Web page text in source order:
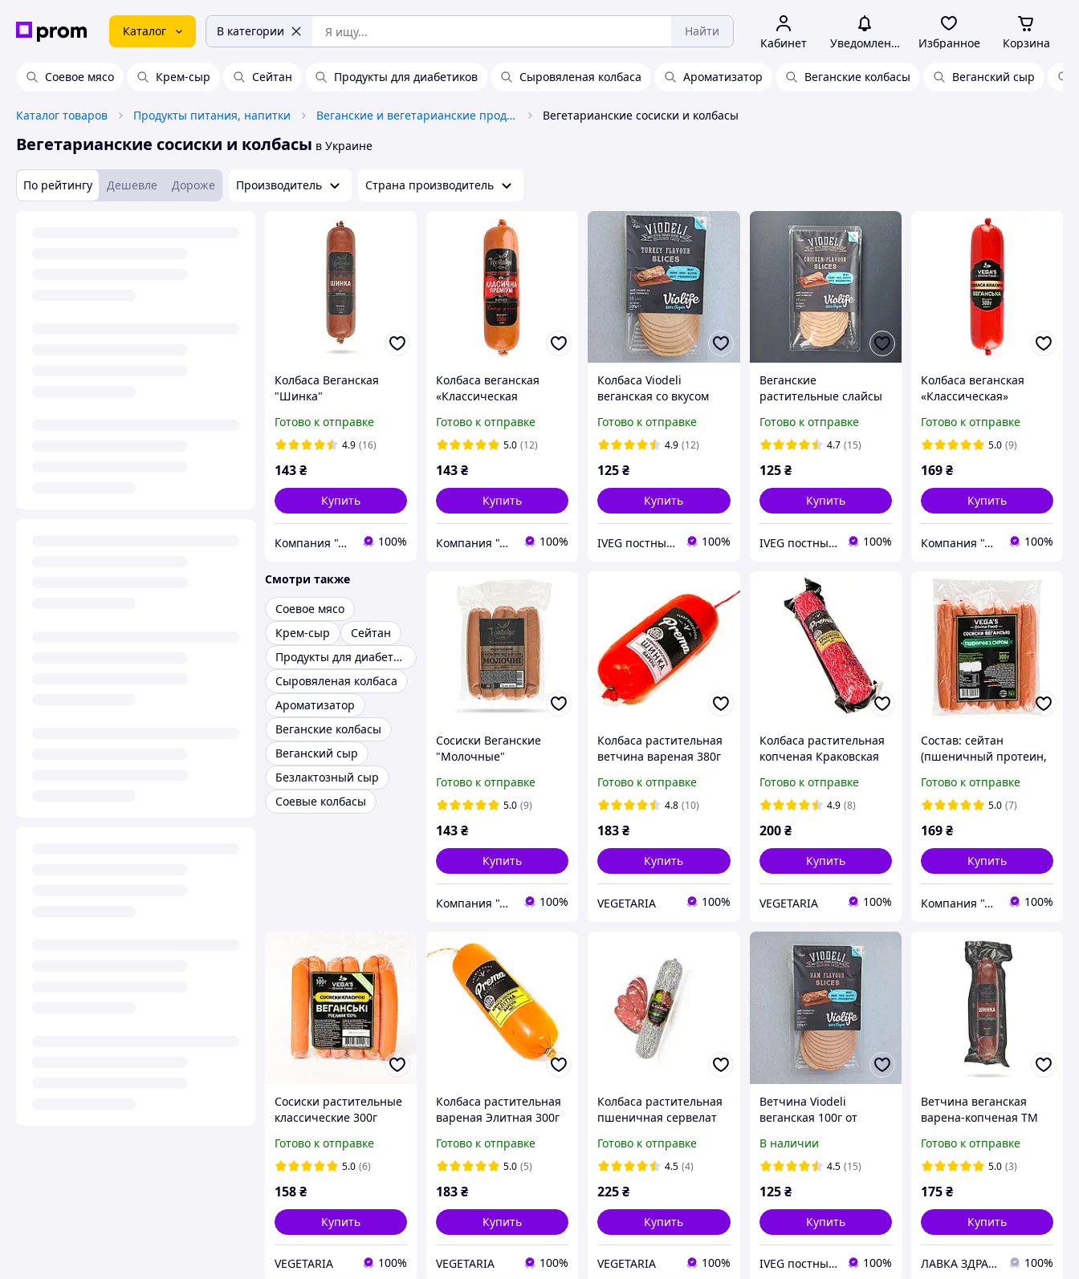
Каталог В категории Найти
Кабинет Уведомления Избранное Корзина
Соевое мясо Крем-сыр Сейтан Продукты для диабетиков Сыровяленая колбаса Ароматизатор Веганские колбасы Веганский сыр
Каталог товаров Продукты питания, напитки Веганские и вегетарианские продукты Вегетарианские сосиски и колбасы
Вегетарианские сосиски и колбасы в Украине
По рейтингу Дешевле Дороже Производитель Страна производитель
Колбаса Веганская
"Шинка"
Готово к отправке
4.9 (16)
143₴
Купить
Компания "Аюрведа" 100%
Колбаса веганская
«Классическая
Готово к отправке
5.0 (12)
143₴
Купить
Компания "Аюрведа" 100%
Колбаса Viodeli
веганская со вкусом
от Violife
Готово к отправке
4.9 (12)
125₴
Купить
IVEG постный и веган продукт 100%
Веганские
растительные слайсы
100г
Готово к отправке
4.7 (15)
125 ₴
Купить
IVEG постный и веган продукт 100%
Колбаса веганская
«Классическая»
Готово к отправке
5.0 (9)
169₴
Купить
Компания "Аюрведа" 100%
Смотри также
Соевое мясо
Крем-сыр
Сейтан
Продукты для диабетиков
Сыровяленая колбаса
Ароматизатор
Веганские колбасы
Веганский сыр
Безлактозный сыр
Соевые колбасы
Сосиски Веганские
"Молочные"
Готово к отправке
5.0 (9)
143₴
Купить
Компания "Аюрведа" 100%
Колбаса растительная
ветчина вареная 380г
Готово к отправке
4.8 (10)
183₴
Купить
VEGETARIA 100%
Колбаса растительная
копченая Краковская
Готово к отправке
4.9 (8)
200 ₴
Купить
VEGETARIA 100%
Состав: сейтан
(пшеничный протеин,
(изолятсоевого белка,
вода); подсолнечное
кукурузный, соль, к
Готово к отправке
5.0 (7)
169₴
Купить
Компания "Аюрведа" 100%
Сосиски растительные
классические 300г
Готово к отправке
5.0 (6)
158₴
Купить
VEGETARIA 100%
Колбаса растительная
вареная Элитная 300г
Готово к отправке
5.0 (5)
183₴
Купить
VEGETARIA 100%
Колбаса растительная
пшеничная сервелат
Готово к отправке
4.5 (4)
225₴
Купить
VEGETARIA 100%
Ветчина Viodeli
веганская 100г от
В наличии
4.5 (15)
125 ₴
Купить
IVEG постный и веган продукт 100%
Ветчина веганская
варена-копченая ТМ
Готово к отправке
5.0 (3)
175₴
Купить
ЛАВКА ЗДРАВІЯ - НАТУРАЛЬНА ПРОДУКЦІЯ ДЛЯ ЗДОРОВ'Я ТА КРАСИ! 100%